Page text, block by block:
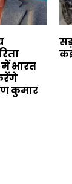
भारत
कुमार